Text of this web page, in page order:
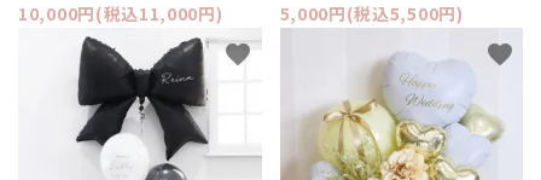
10,000円(税込11,000円)
5,000円(税込5,500円)
favorite favorite